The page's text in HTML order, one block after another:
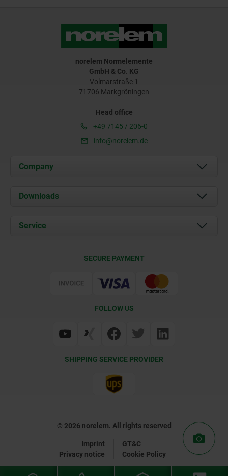
norelem Normelemente
GmbH & Co. KG
Volmarstraße 1
71706 Markgröningen
Head office
+49 7145 / 206-0
info@norelem.de
Company
About us
Career
Downloads
Documents
Service
Web Support
SECURE PAYMENT
FOLLOW US
SHIPPING SERVICE PROVIDER
© 2026 norelem. All rights reserved
Imprint
GT&C
Privacy notice
Cookie Policy